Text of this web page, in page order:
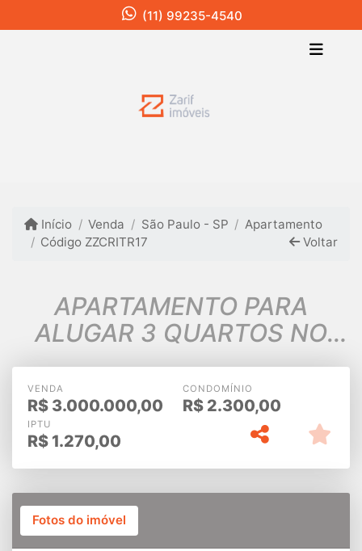
(11) 99235-4540
Início Venda São Paulo - SP
Apartamento
Código ZZCRITR17
Voltar
APARTAMENTO PARA
ALUGAR 3 QUARTOS NO
PANAMBY
VENDA
R$ 3.000.000,00
CONDOMÍNIO
R$ 2.300,00
IPTU
R$ 1.270,00
Fotos do imóvel